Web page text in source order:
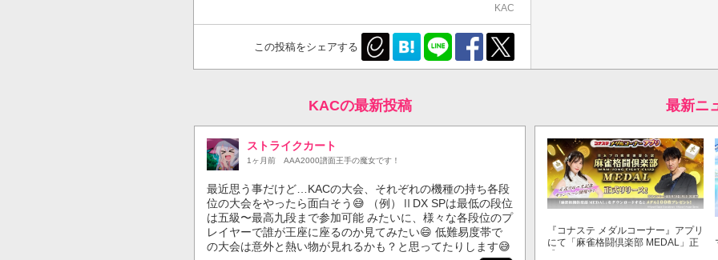
KAC
この投稿をシェアする
KACの最新投稿
ストライクカート
1ヶ月前 AAA2000譜面王手の魔女です！
最近思う事だけど…KACの大会、それぞれの機種の持ち各段
位の大会をやったら面白そう😅 （例）ⅡDX SPは最低の段位
は五級〜最高九段まで参加可能 みたいに、様々な各段位のプ
レイヤーで誰が王座に座るのか見てみたい😄 低難易度帯で
の大会は意外と熱い物が見れるかも？と思ってたりします😅
最新ニ
『コナステ メダルコーナー』アプリ
にて「麻雀格闘倶楽部 MEDAL」正